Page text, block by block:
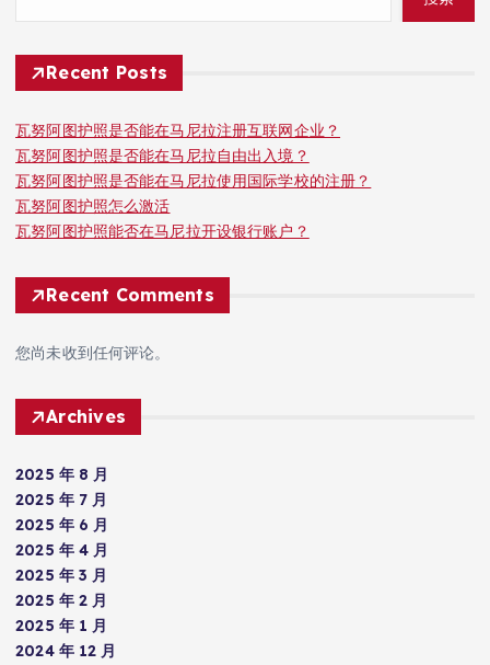
Recent Posts
瓦努阿图护照是否能在马尼拉注册互联网企业？
瓦努阿图护照是否能在马尼拉自由出入境？
瓦努阿图护照是否能在马尼拉使用国际学校的注册？
瓦努阿图护照怎么激活
瓦努阿图护照能否在马尼拉开设银行账户？
Recent Comments
您尚未收到任何评论。
Archives
2025 年 8 月
2025 年 7 月
2025 年 6 月
2025 年 4 月
2025 年 3 月
2025 年 2 月
2025 年 1 月
2024 年 12 月